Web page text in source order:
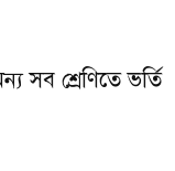
সব শ্রেণিতে ভর্তি